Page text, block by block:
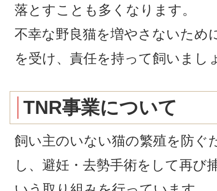
落とすことも多くなります。
不幸な野良猫を増やさないため
を受け、責任を持って飼いまし
TNR事業について
飼い主のいない猫の繁殖を防ぐ
し、避妊・去勢手術をして再び